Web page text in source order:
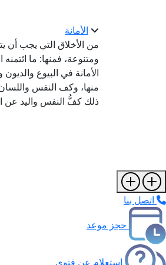
الأمانة
من الأخلاق التي يجب أن
ومتنوعة، فمنها: ما
الأمانة في البيوع
منها، وكف النفس
ذلك كفُّ النفس واليد عن
اتصل بنا
حجز موعد
استعلام عن فتوى